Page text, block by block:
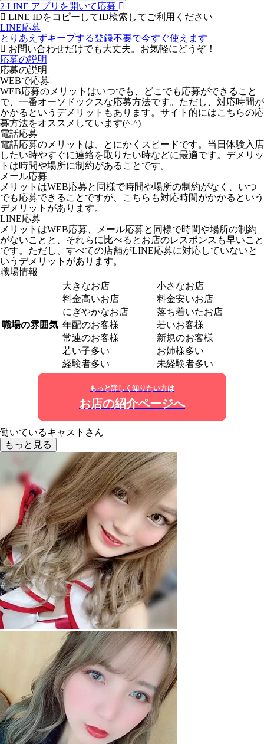
2 LINE アプリを開いて応募
LINE IDをコピーしてID検索してご利用ください
LINE応募
とりあえずキープする登録不要で今すぐ使えます
お問い合わせだけでも大丈夫。お気軽にどうぞ！
応募の説明
応募の説明
WEBで応募
WEB応募のメリットはいつでも、どこでも応募ができること
で、一番オーソドックスな応募方法です。ただし、対応時間が
かかるというデメリットもあります。サイト的にはこちらの応
募方法をオススメしています(^-^)
電話応募
電話応募のメリットは、とにかくスピードです。当日体験入店
したい時やすぐに連絡を取りたい時などに最適です。デメリッ
トは時間や場所に制約があることです。
メール応募
メリットはWEB応募と同様で時間や場所の制約がなく、いつ
でも応募できることですが、こちらも対応時間がかかるという
デメリットがあります。
LINE応募
メリットはWEB応募、メール応募と同様で時間や場所の制約
がないことと、それらに比べるとお店のレスポンスも早いこと
です。ただし、すべての店舗がLINE応募に対応していないと
いうデメリットがあります。
職場情報
職場の雰囲気
大きなお店
小さなお店
料金高いお店
料金安いお店
にぎやかなお店
落ち着いたお店
年配のお客様
若いお客様
常連のお客様
新規のお客様
若い子多い
お姉様多い
経験者多い
未経験者多い
もっと詳しく知りたい方は
お店の紹介ページへ
働いているキャストさん
もっと見る